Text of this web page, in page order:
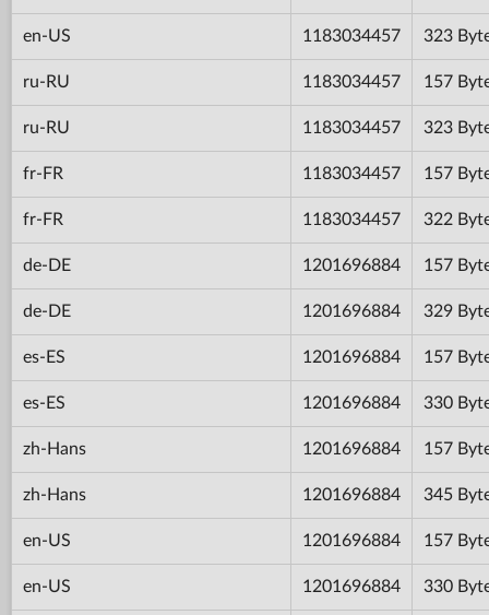
en-US 1183034457 323
ru-RU 1183034457 157
ru-RU 1183034457 323
fr-FR 1183034457 157
fr-FR 1183034457 322
de-DE 1201696884 157
de-DE 1201696884 329
es-ES 1201696884 157
es-ES 1201696884 330
zh-Hans 1201696884 157
zh-Hans 1201696884 345
en-US 1201696884 157
en-US 1201696884 330